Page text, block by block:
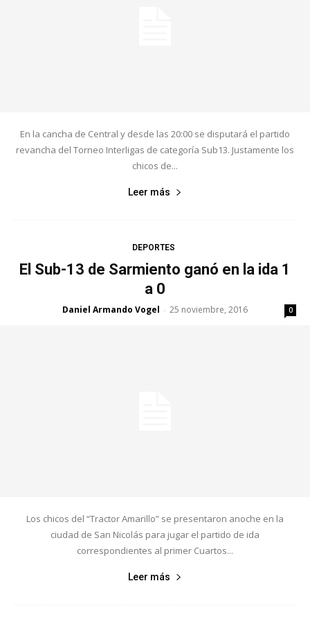
En la cancha de Central y desde las 20:00 se disputará el partido
revancha del Torneo Interligas de categoría Sub13. Justamente los
chicos de...
Leer más
DEPORTES
El Sub-13 de Sarmiento ganó en la ida 1
a 0
Daniel Armando Vogel - 25 noviembre, 2016 0
Los chicos del “Tractor Amarillo” se presentaron anoche en la
ciudad de San Nicolás para jugar el partido de ida
correspondientes al primer Cuartos...
Leer más